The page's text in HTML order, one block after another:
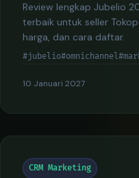
Review lengkap Jubelio
terbaik untuk seller
harga, dan cara daftar.
#jubelio#omnichannel
10 Januari 2027
CRM Marketing